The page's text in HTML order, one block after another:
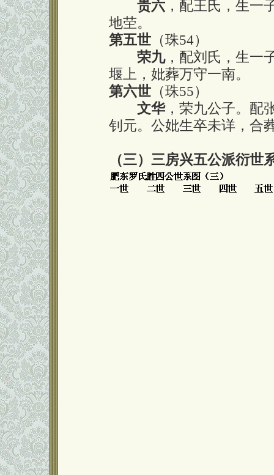
贵六 ，配王氏，生一
地茔。
第五世 （珠54）
荣九，配刘氏，生一
堰上，妣葬万守一南。
第六世 （珠55）
文华，荣九公子。配
钊元。公妣生卒未详，合
（三）三房兴五公派衍世